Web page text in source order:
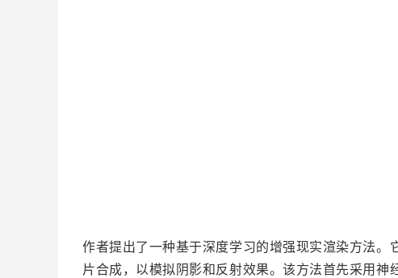
作者提出了一种基于深度学习的增强现实渲染方法
片合成，以模拟阴影和反射效果。该方法首先采用